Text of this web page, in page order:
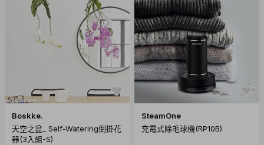
Boskke.
天空之盆_ Self-Watering倒掛花
器(3入組-S)
SteamOne
充電式除毛球機(RP10B)